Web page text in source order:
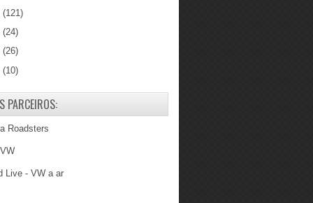
(121)
(24)
(26)
(10)
PARCEIROS:
Roadsters
Live - VW a ar